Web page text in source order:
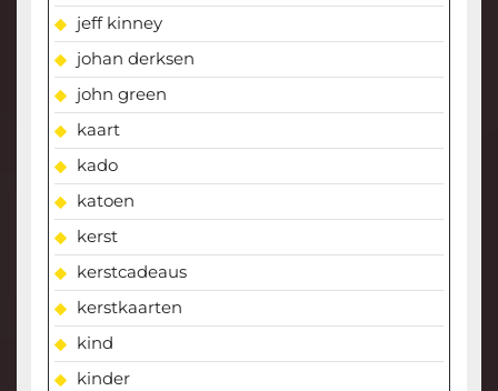
jeff kinney
johan derksen
john green
kaart
kado
katoen
kerst
kerstcadeaus
kerstkaarten
kind
kinder